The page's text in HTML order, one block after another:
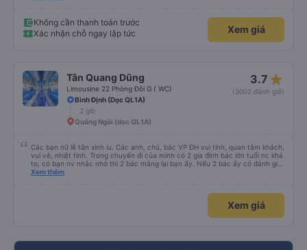
Không cần thanh toán trước
Xác nhận chỗ ngay lập tức
Xem giá
Tân Quang Dũng
Limousine 22 Phòng Đôi G ( WC)
3.7 star_rate
(3002 đánh giá)
Bình Định (Dọc QL1A)
2 giờ
Quảng Ngãi (dọc QL1A)
Các bạn nữ lễ tân xinh iu. Các anh, chú, bác VP ĐH vui tính, quan tâm khách,
vui vẻ, nhiệt tình. Trong chuyến đi của mình có 2 gia đình bác lớn tuổi nc khá
to, có bạn nv nhắc nhở thì 2 bác mắng lại bạn ấy. Nếu 2 bác ấy có đánh giá
xấu thì mình ngược lại nha. Bạn ấy nhắc nhở rất đúng. 2 bác nói rất to. To
bạn ấy nha. Nếu bạn ấy bị trừ thì bảo bạn ấy liên hệ sđt của mình, mình hỗ
trợ ạ. Số mình đuôi 666, chuyến ĐH-NT ngày 16/1. À các bạn nữ lễ tân xinh
iu còn đổi cho mình phòng đơn sang đôi xong còn note là (một mình) yêu
Xem thêm
Xem giá